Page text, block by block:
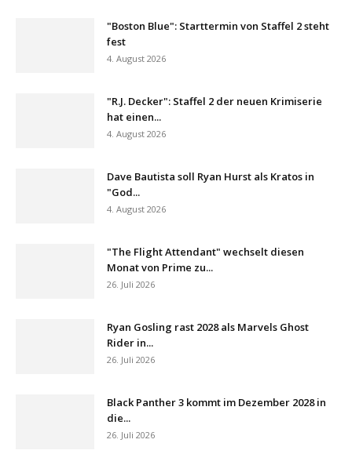
"Boston Blue": Starttermin von Staffel 2 steht
fest
4. August 2026
"R.J. Decker": Staffel 2 der neuen Krimiserie
hat einen...
4. August 2026
Dave Bautista soll Ryan Hurst als Kratos in
"God...
4. August 2026
"The Flight Attendant" wechselt diesen
Monat von Prime zu...
26. Juli 2026
Ryan Gosling rast 2028 als Marvels Ghost
Rider in...
26. Juli 2026
Black Panther 3 kommt im Dezember 2028 in
die...
26. Juli 2026